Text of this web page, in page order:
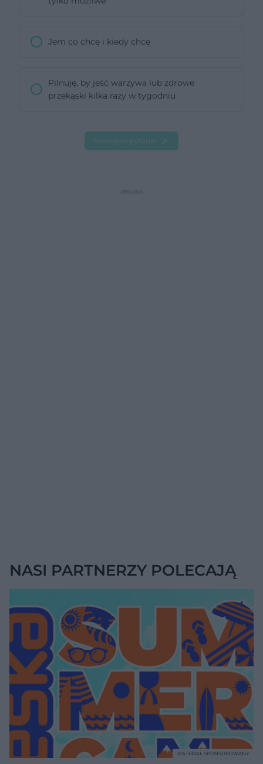
Jem co chcę i kiedy chcę
Pilnuję, by jeść warzywa lub zdrowe
przekąski kilka razy w tygodniu
Następne pytanie
NASI PARTNERZY POLECAJĄ
MATERIAŁ SPONSOROWANY